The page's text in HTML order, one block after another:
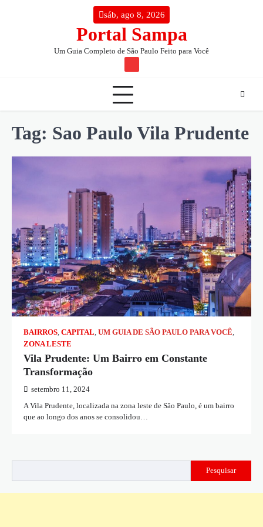
sáb, ago 8, 2026
Portal Sampa
Um Guia Completo de São Paulo Feito para Você
TW
Tag: Sao Paulo Vila Prudente
BAIRROS, CAPITAL, UM GUIA DE SÃO PAULO PARA VOCÊ,
ZONA LESTE
Vila Prudente: Um Bairro em Constante
Transformação
setembro 11, 2024
A Vila Prudente, localizada na zona leste de São Paulo, é um bairro
que ao longo dos anos se consolidou…
Pesquisar